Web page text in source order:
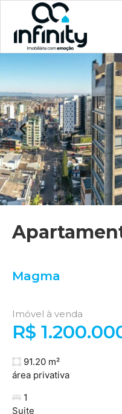
Magma
Imóvel à venda
R$
91.20 m²
área privativa
1
Suite